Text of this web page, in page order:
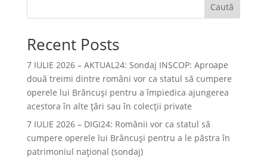
Caută
Recent Posts
7 IULIE 2026 – AKTUAL24: Sondaj INSCOP: Aproape
două treimi dintre români vor ca statul să cumpere
operele lui Brâncuşi pentru a împiedica ajungerea
acestora în alte ţări sau în colecţii private
7 IULIE 2026 – DIGI24: Românii vor ca statul să
cumpere operele lui Brâncuși pentru a le păstra în
patrimoniul național (sondaj)